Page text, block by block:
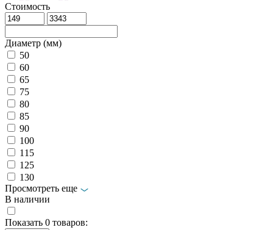
Стоимость
Диаметр (мм)
50
60
65
75
80
85
90
100
115
125
130
Просмотреть еще
В наличии
Показать 0 товаров: